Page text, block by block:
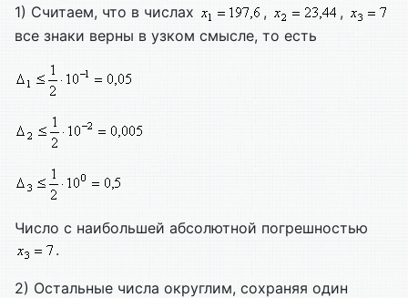
1) Считаем, что в числах
,
,
все знаки верны в узком смысле, то есть
Число с наибольшей абсолютной погрешностью
.
2) Остальные числа округлим, сохраняя один